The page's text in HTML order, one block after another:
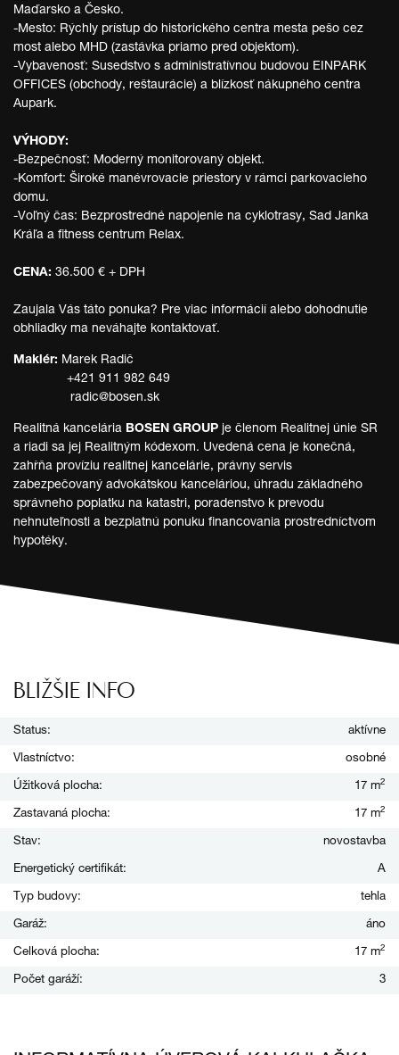
Maďarsko a Česko.
-Mesto: Rýchly prístup do historického centra mesta pešo cez
most alebo MHD (zastávka priamo pred objektom).
-Vybavenosť: Susedstvo s administratívnou budovou EINPARK
OFFICES (obchody, reštaurácie) a blízkosť nákupného centra
Aupark.
VÝHODY:
-Bezpečnosť: Moderný monitorovaný objekt.
-Komfort: Široké manévrovacie priestory v rámci parkovacieho
domu.
-Voľný čas: Bezprostredné napojenie na cyklotrasy, Sad Janka
Kráľa a fitness centrum Relax.
CENA: 36.500 € + DPH
Zaujala Vás táto ponuka? Pre viac informácií alebo dohodnutie
obhliadky ma neváhajte kontaktovať.
Maklér: Marek Radič
+421 911 982 649
radic@bosen.sk
Realitná kancelária BOSEN GROUP je členom Realitnej únie SR
a riadi sa jej Realitným kódexom. Uvedená cena je konečná,
zahŕňa províziu realitnej kancelárie, právny servis
zabezpečovaný advokátskou kanceláriou, úhradu základného
správneho poplatku na katastri, poradenstvo k prevodu
nehnuteľnosti a bezplatnú ponuku financovania prostredníctvom
hypotéky.
BLIŽŠIE INFO
Status: aktívne
Vlastníctvo: osobné
Úžitková plocha: 17 m2
Zastavaná plocha: 17 m2
Stav: novostavba
Energetický certifikát: A
Typ budovy: tehla
Garáž: áno
Celková plocha: 17 m2
Počet garáží: 3